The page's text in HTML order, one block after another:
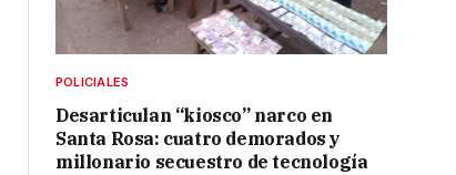
POLICIALES
Desarticulan “kiosco” narco en
Santa Rosa: cuatro demorados y
millonario secuestro de tecnología